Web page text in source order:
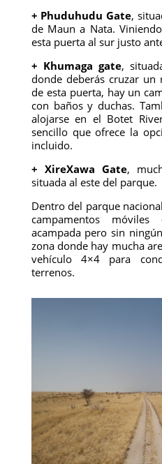
+ Phuduhudu Gate,
de Maun a Nata.
esta puerta al sur justo
+ Khumaga gate,
donde deberás cruzar
de esta puerta, hay un
con baños y duchas.
alojarse en el Botet
sencillo que ofrece la
incluido.
+ XireXawa Gate,
situada al este del parque.
Dentro del parque
campamentos
acampada pero sin
zona donde hay mucha
vehículo 4×4 para
terrenos.